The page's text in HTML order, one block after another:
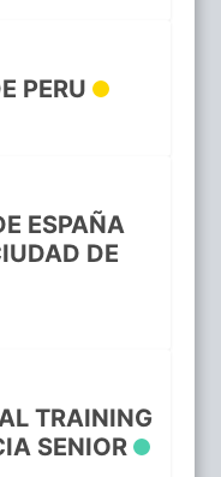
PERU
ESPAÑA
DE
TRAINING
SENIOR